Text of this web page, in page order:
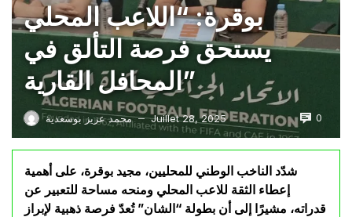
بوقرة: “اللاعب المحلي
يستحق فرصة التألق في
المحافل القارية”
محمد عزيز بوسعدية — Juillet 28, 2025 0
شدّد الناخب الوطني للمحليين، مجيد بوقرة، على أهمية
إعطاء الثقة للاعب المحلي ومنحه مساحة للتعبير عن
قدراته، مشيرًا إلى أن بطولة “الشان” تُعدّ فرصة ذهبية لإبراز